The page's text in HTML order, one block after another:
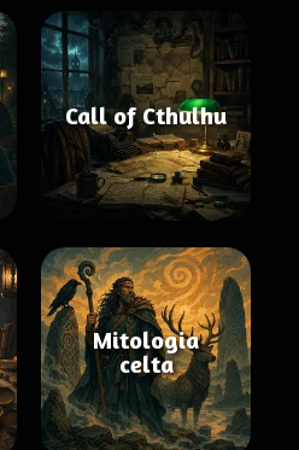
Call of Cthulhu
Mitologia
celta